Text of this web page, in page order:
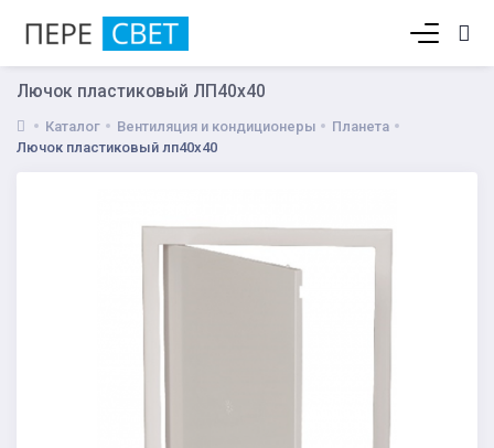
Лючок пластиковый ЛП40х40
Каталог Вентиляция и кондиционеры
Планета
Лючок пластиковый лп40х40